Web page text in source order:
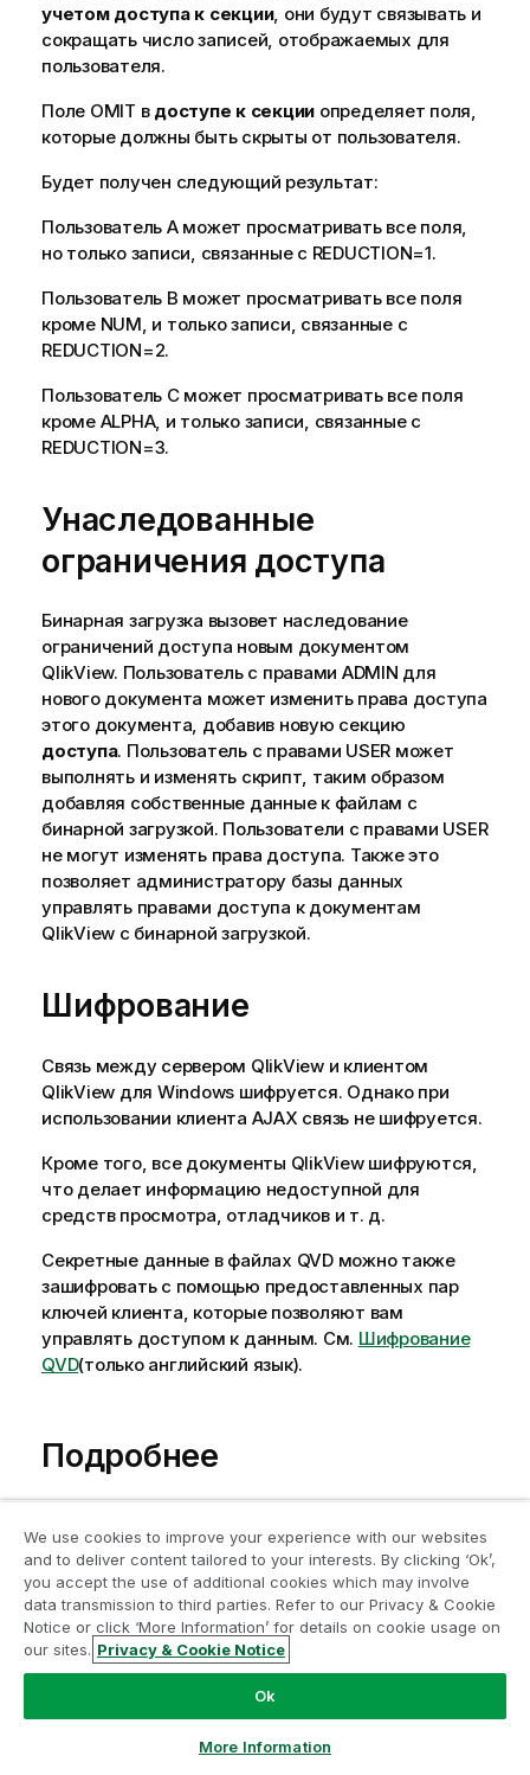
учетом доступа к секции, они будут связывать и
сокращать число записей, отображаемых для
пользователя.
Поле OMIT в доступе к секции определяет поля,
которые должны быть скрыты от пользователя.
Будет получен следующий результат:
Пользователь A может просматривать все поля,
но только записи, связанные с REDUCTION=1.
Пользователь B может просматривать все поля
кроме NUM, и только записи, связанные с
REDUCTION=2.
Пользователь C может просматривать все поля
кроме ALPHA, и только записи, связанные с
REDUCTION=3.
Унаследованные
ограничения доступа
Бинарная загрузка вызовет наследование
ограничений доступа новым документом
QlikView. Пользователь с правами ADMIN для
нового документа может изменить права доступа
этого документа, добавив новую секцию
доступа. Пользователь с правами USER может
выполнять и изменять скрипт, таким образом
добавляя собственные данные к файлам с
бинарной загрузкой. Пользователи с правами USER
не могут изменять права доступа. Также это
позволяет администратору базы данных
управлять правами доступа к документам
QlikView с бинарной загрузкой.
Шифрование
Связь между сервером QlikView и клиентом
QlikView для Windows шифруется. Однако при
использовании клиента AJAX связь не шифруется.
Кроме того, все документы QlikView шифруются,
что делает информацию недоступной для
средств просмотра, отладчиков и т. д.
Секретные данные в файлах QVD можно также
зашифровать с помощью предоставленных пар
ключей клиента, которые позволяют вам
управлять доступом к данным. См. Шифрование
QVD(только английский язык).
Подробнее
Свойства документа: Безопасность
Свойства документа: Безопасность
Свойства листа: Безопасность
Присоединяйтесь к программе
модернизации аналитики
Модернизируйте ваши важные приложения QlikView
без ущерба с помощью программы модернизации
Щелкните здесьдля получения
дополнительной информации или свяжитесь с нами:
ampquestions@qlik.com
We use cookies to improve your experience with our websites
and to deliver content tailored to your interests. By clicking ‘Ok’,
you accept the use of additional cookies which may involve
data transmission to third parties. Refer to our Privacy & Cookie
Notice or click ‘More Information’ for details on cookie usage on
our sites. Privacy & Cookie Notice
Ok
More Information